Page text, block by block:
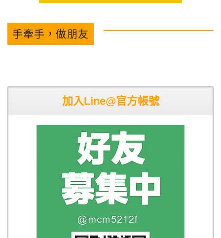
手牽手，做朋友
加入Line@官方帳號